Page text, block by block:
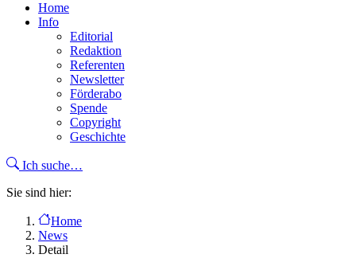
Home
Info
Editorial
Redaktion
Referenten
Newsletter
Förderabo
Spende
Copyright
Geschichte
Ich suche…
Sie sind hier:
Home
News
Detail